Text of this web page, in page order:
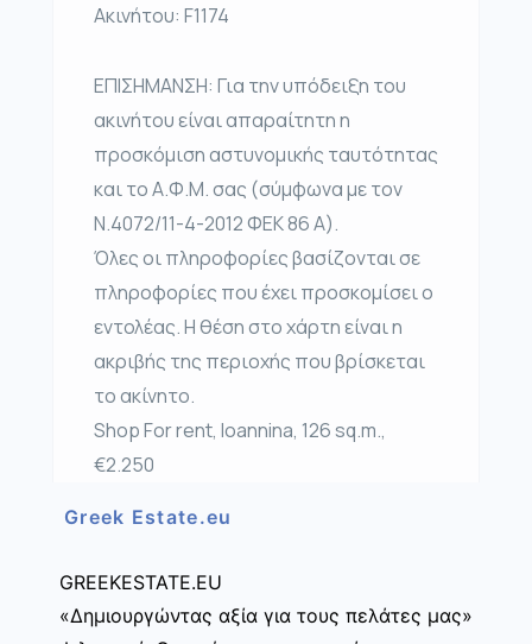
Ακινήτου: F1174
ΕΠΙΣΗΜΑΝΣΗ: Για την υπόδειξη του
ακινήτου είναι απαραίτητη η
προσκόμιση αστυνομικής ταυτότητας
και το Α.Φ.Μ. σας (σύμφωνα με τον
Ν.4072/11-4-2012 ΦΕΚ 86 Α).
Όλες οι πληροφορίες βασίζονται σε
πληροφορίες που έχει προσκομίσει ο
εντολέας. Η θέση στο χάρτη είναι η
ακριβής της περιοχής που βρίσκεται
το ακίνητο.
Shop For rent, Ioannina, 126 sq.m.,
€2.250
Greek Estate.eu
GREEKESTATE.EU
«Δημιουργώντας αξία για τους πελάτες μας»